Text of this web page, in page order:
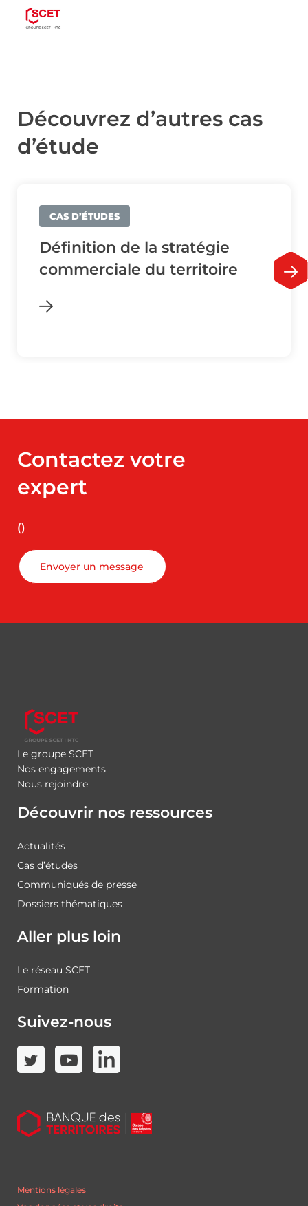
Découvrez d’autres cas
d’étude
CAS D’ÉTUDES
Définition de la stratégie
commerciale du territoire
Contactez votre
expert
()
Envoyer un message
Le groupe SCET
Nos engagements
Nous rejoindre
Découvrir nos ressources
Actualités
Cas d’études
Communiqués de presse
Dossiers thématiques
Aller plus loin
Le réseau SCET
Formation
Suivez-nous
Mentions légales